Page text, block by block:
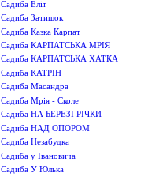
Садиба Еліт
Садиба Затишок
Садиба Казка Карпат
Садиба КАРПАТСЬКА МРІЯ
Садиба КАРПАТСЬКА ХАТКА
Садиба КАТРІН
Садиба Масандра
Садиба Мрія - Сколе
Садиба НА БЕРЕЗІ РІЧКИ
Садиба НАД ОПОРОМ
Садиба Незабудка
Садиба у Івановича
Садиба У Юлька